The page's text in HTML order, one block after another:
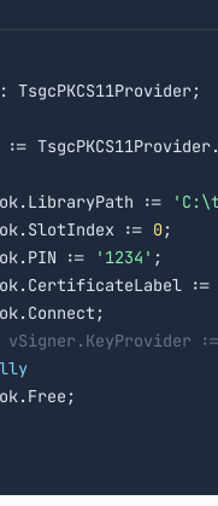
:=
:=
0 ;
:=
'1234' ;
:=